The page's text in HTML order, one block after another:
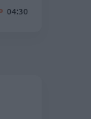
04:30